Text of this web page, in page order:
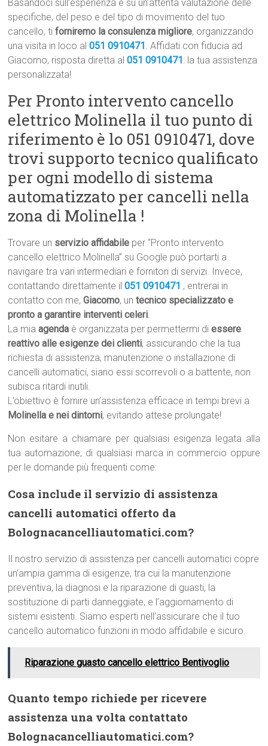
Basandoci sull’esperienza e su un’attenta valutazione delle
specifiche, del peso e del tipo di movimento del tuo
cancello, tiforniremo la consulenza migliore, organizzando
una visita in loco al051 0910471 . Affidati con fiducia ad
Giacomo, risposta diretta al051 0910471 : la tua assistenza
personalizzata!
Per Pronto intervento cancello
elettrico Molinella il tuo punto di
riferimento è lo 051 0910471, dove
trovi supporto tecnico qualificato
per ogni modello di sistema
automatizzato per cancelli nella
zona di Molinella !
Trovare un servizio affidabile per “Pronto intervento
cancello elettrico Molinella” su Google può portarti a
navigare tra vari intermediari e fornitori di servizi. Invece,
contattando direttamente il051 0910471 , entrerai in
contatto con me,Giacomo, untecnico specializzato e
pronto a garantire interventi celeri.
La miaagenda è organizzata per permettermi diessere
reattivo alle esigenze dei clienti, assicurando che la tua
richiesta di assistenza, manutenzione o installazione di
cancelli automatici, siano essi scorrevoli o a battente, non
subisca ritardi inutili.
L’obiettivo è fornire un’assistenza efficace in tempi brevi a
Molinella e nei dintorni, evitando attese prolungate!
Non esitare a chiamare per qualsiasi esigenza legata alla
tua automazione, di qualsiasi marca in commercio oppure
per le domande più frequenti come:
Cosa include il servizio di assistenza
cancelli automatici offerto da
Bolognacancelliautomatici.com?
Il nostro servizio di assistenza per cancelli automatici copre
un’ampia gamma di esigenze, tra cui la manutenzione
preventiva, la diagnosi e la riparazione di guasti, la
sostituzione di parti danneggiate, e l’aggiornamento di
sistemi esistenti. Siamo esperti nell’assicurare che il tuo
cancello automatico funzioni in modo affidabile e sicuro.
Riparazione guasto cancello elettrico Bentivoglio
Quanto tempo richiede per ricevere
assistenza una volta contattato
Bolognacancelliautomatici.com?